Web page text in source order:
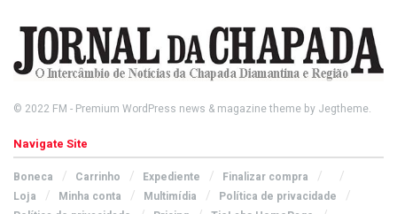
© 2022 FM - Premium WordPress news & magazine theme by Jegtheme.
Navigate Site
Boneca Carrinho Expediente
Finalizar compra
Loja
Minha conta Multimídia
Política de privacidade